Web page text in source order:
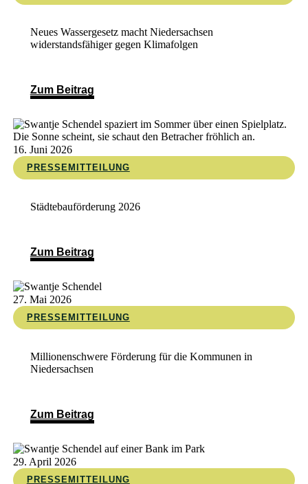
Neues Wassergesetz macht Niedersachsen
widerstandsfähiger gegen Klimafolgen
Zum Beitrag
16. Juni 2026
PRESSEMITTEILUNG
Städtebauförderung 2026
Zum Beitrag
27. Mai 2026
PRESSEMITTEILUNG
Millionenschwere Förderung für die Kommunen in
Niedersachsen
Zum Beitrag
29. April 2026
PRESSEMITTEILUNG